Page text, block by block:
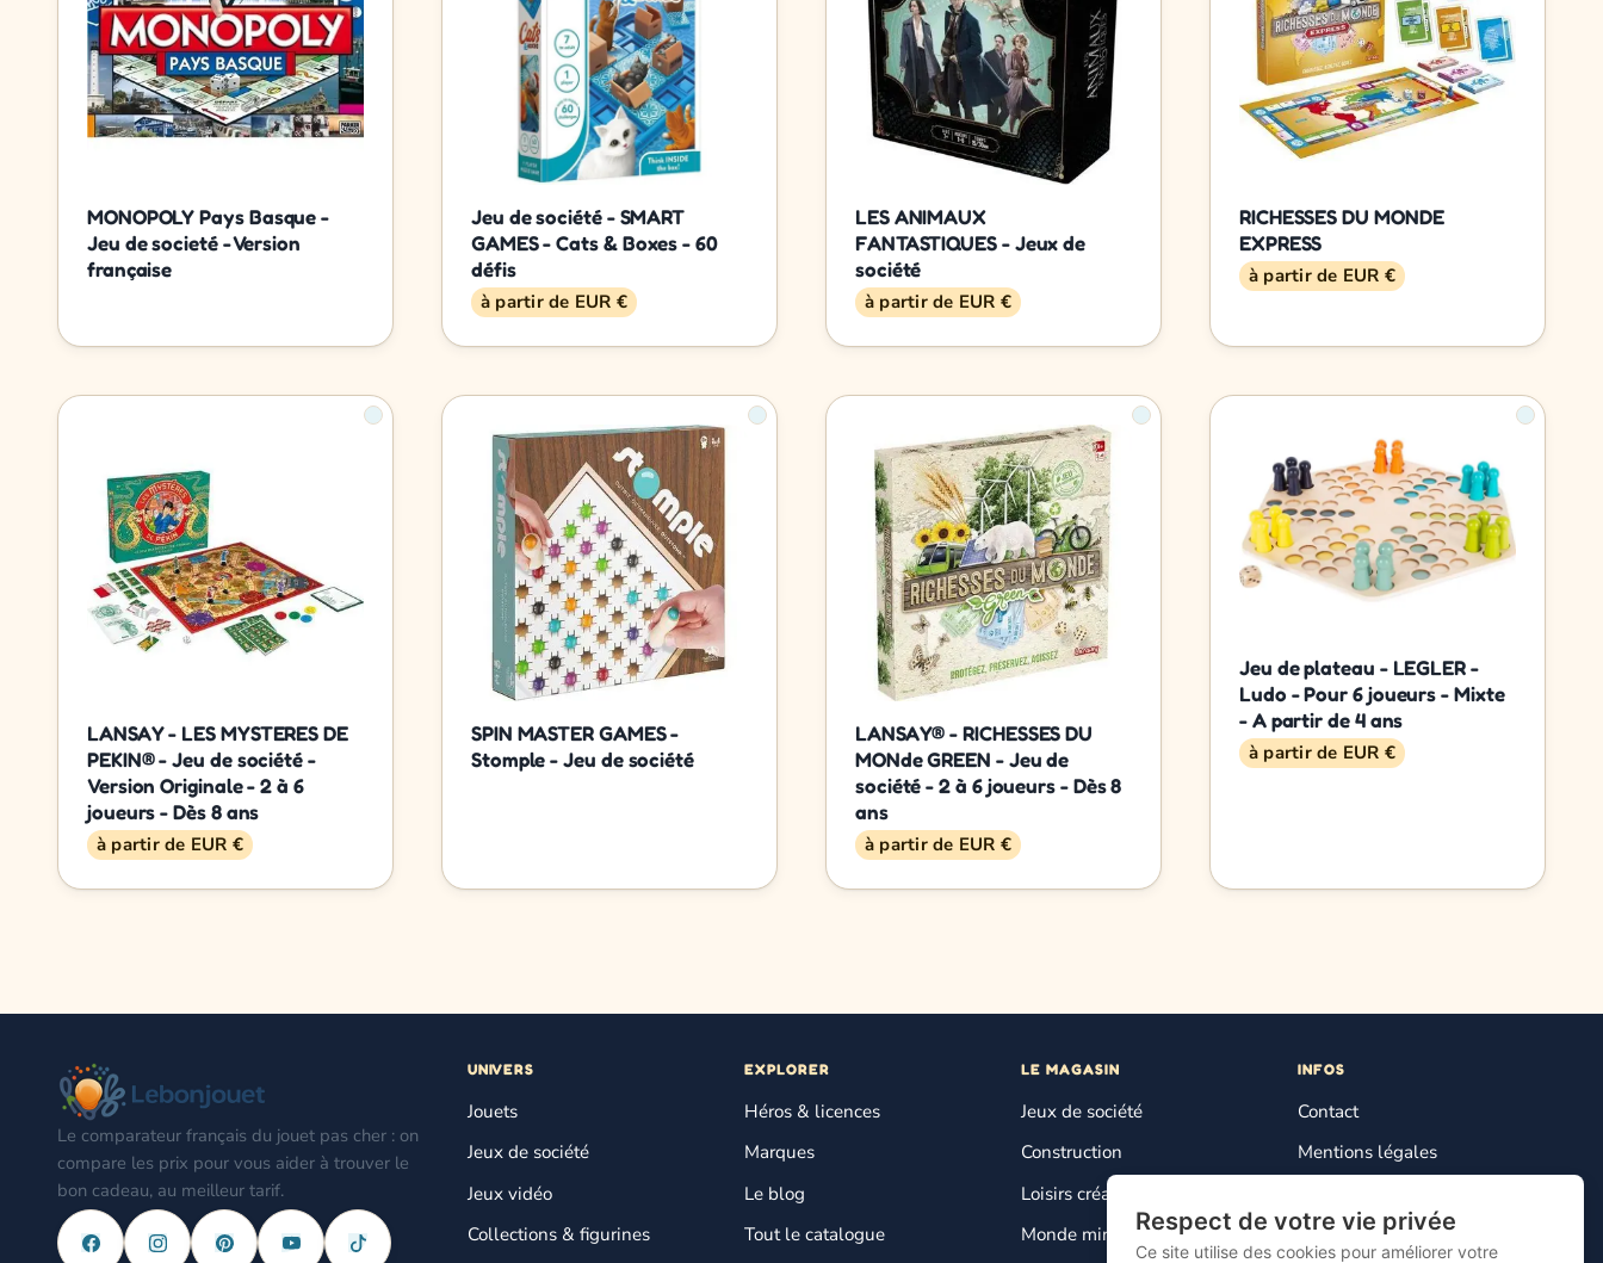
Respect de votre vie privée
Ce site utilise des cookies pour améliorer votre
MONOPOLY Pays Basque -
Jeu de societé - Version
française
Jeu de société - SMART
GAMES - Cats & Boxes - 60
défis
à partir de EUR €
LES ANIMAUX
FANTASTIQUES - Jeux de
société
à partir de EUR €
RICHESSES DU MONDE
EXPRESS
à partir de EUR €
LANSAY - LES MYSTERES DE
PEKIN® - Jeu de société -
Version Originale - 2 à 6
joueurs - Dès 8 ans
à partir de EUR €
SPIN MASTER GAMES -
Stomple - Jeu de société
LANSAY® - RICHESSES DU
MONde GREEN - Jeu de
société - 2 à 6 joueurs - Dès 8
ans
à partir de EUR €
Jeu de plateau - LEGLER -
Ludo - Pour 6 joueurs - Mixte
- A partir de 4 ans
à partir de EUR €
Le comparateur français du jouet pas cher : on
compare les prix pour vous aider à trouver le
bon cadeau, au meilleur tarif.
UNIVERS
Jouets
Jeux de société
Jeux vidéo
Collections & figurines
EXPLORER
Héros & licences
Marques
Le blog
Tout le catalogue
LE MAGASIN
Jeux de société
Construction
Loisirs créatifs
Monde miniature
INFOS
Contact
Mentions légales
Gestion des cookies